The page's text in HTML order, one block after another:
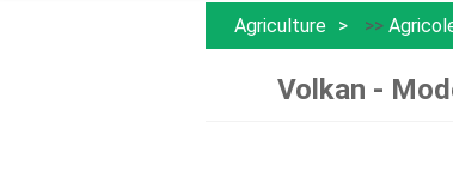
Agriculture >>
Volkan -